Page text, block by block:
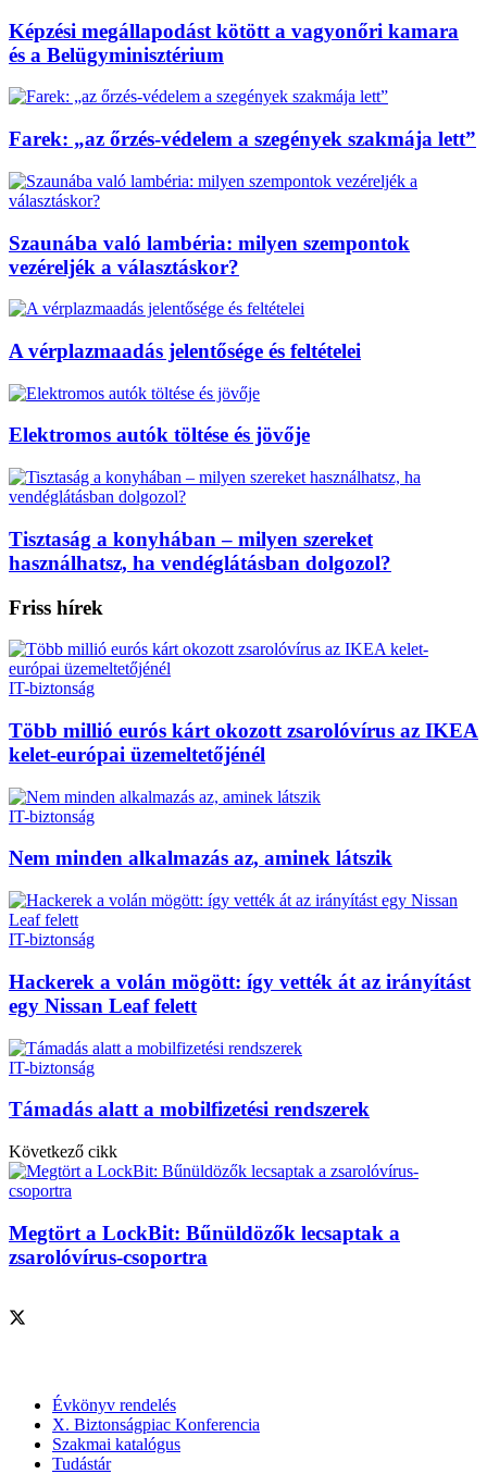
Képzési megállapodást kötött a vagyonőri kamara
és a Belügyminisztérium
Farek: „az őrzés-védelem a szegények szakmája lett”
Szaunába való lambéria: milyen szempontok
vezéreljék a választáskor?
A vérplazmaadás jelentősége és feltételei
Elektromos autók töltése és jövője
Tisztaság a konyhában – milyen szereket
használhatsz, ha vendéglátásban dolgozol?
Friss hírek
IT-biztonság
Több millió eurós kárt okozott zsarolóvírus az IKEA
kelet-európai üzemeltetőjénél
IT-biztonság
Nem minden alkalmazás az, aminek látszik
IT-biztonság
Hackerek a volán mögött: így vették át az irányítást
egy Nissan Leaf felett
IT-biztonság
Támadás alatt a mobilfizetési rendszerek
Következő cikk
Megtört a LockBit: Bűnüldözők lecsaptak a
zsarolóvírus-csoportra
Évkönyv rendelés
X. Biztonságpiac Konferencia
Szakmai katalógus
Tudástár